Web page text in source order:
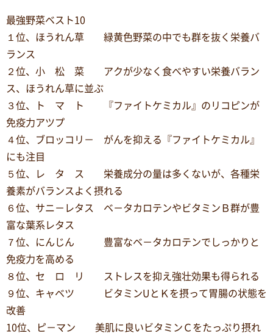
最強野菜ベスト10
１位、ほうれん草 緑黄色野菜の中でも群を抜く栄養バ
ランス
２位、小 松 菜 アクが少なく食べやすい栄養バラン
ス、ほうれん草に並ぶ
３位、ト マ ト 『ファイトケミカル』のリコピンが
免疫力アツプ
４位、ブロッコリ－ がんを抑える『ファイトケミカル』
にも注目
５位、レ タ ス 栄養成分の量は多くないが、各種栄
養素がバランスよく摂れる
６位、サニ－レタス ベ－タカロテンやビタミンＢ群が豊
富な葉系レタス
７位、にんじん 豊富なベ－タカロテンでしっかりと
免疫力を高める
８位、セ ロ リ ストレスを抑え強壮効果も得られる
９位、キャベツ ビタミンUとＫを摂って胃腸の状態を
改善
10位、ピ－マン 美肌に良いビタミンＣをたっぷり摂れ